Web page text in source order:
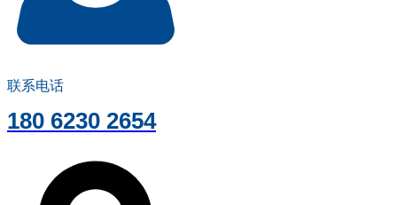
联系电话
180 6230 2654